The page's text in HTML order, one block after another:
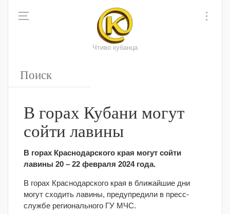
Чтиво кубанца
В горах Кубани могут
сойти лавины
В горах Краснодарского края могут сойти
лавины 20 – 22 февраля 2024 года.
В горах Краснодарского края в ближайшие дни
могут сходить лавины, предупредили в пресс-
службе регионального ГУ МЧС.